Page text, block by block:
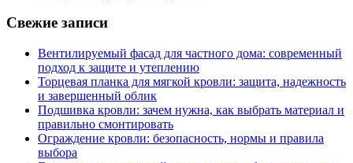
Свежие записи
Вентилируемый фасад для частного дома: современный
подход к защите и утеплению
Торцевая планка для мягкой кровли: защита, надежность
и завершенный облик
Подшивка кровли: зачем нужна, как выбрать материал и
правильно смонтировать
Ограждение кровли: безопасность, нормы и правила
выбора